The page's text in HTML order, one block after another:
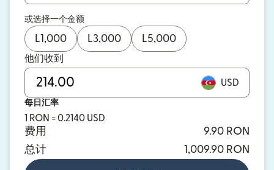
或选择一个金额
L1,000 L3,000 L5,000
他们收到
USD
每日汇率
1 RON = 0.2140 USD
费用
9.90 RON
总计
1,009.90 RON